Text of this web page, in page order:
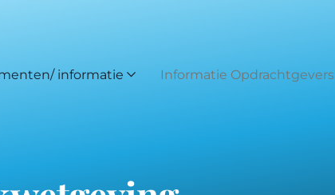
informatie Informatie Opdrachtgevers